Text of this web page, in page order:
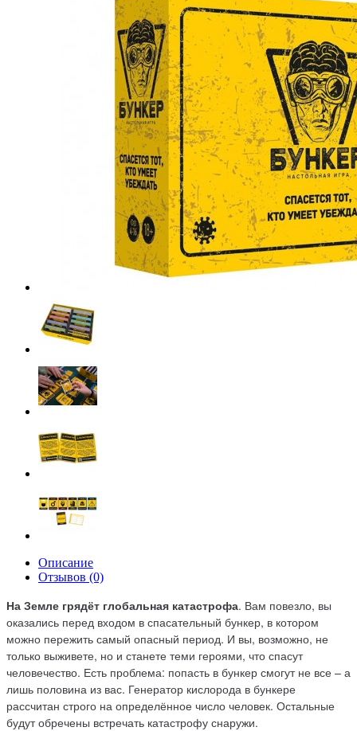
Описание
Отзывов (0)
На Земле грядёт глобальная катастрофа. Вам повезло, вы
оказались перед входом в спасательный бункер, в котором
можно пережить самый опасный период. И вы, возможно, не
только выживете, но и станете теми героями, что спасут
человечество. Есть проблема: попасть в бункер смогут не все – а
лишь половина из вас. Генератор кислорода в бункере
рассчитан строго на определённое число человек. Остальные
будут обречены встречать катастрофу снаружи.